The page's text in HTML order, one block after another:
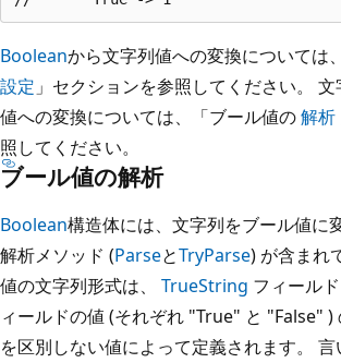
Booleanから文字列値への変換については
設定 」セクションを参照してください。 文
値への変換については、「ブール値の解析
照してください。
ブール値の解析
Boolean構造体には、文字列をブール値に
解析メソッド (ParseとTryParse) が含まれ
値の文字列形式は、 TrueString フィール
ィールドの値 (それぞれ "True" と "False" )
を区別しない値によって定義されます。